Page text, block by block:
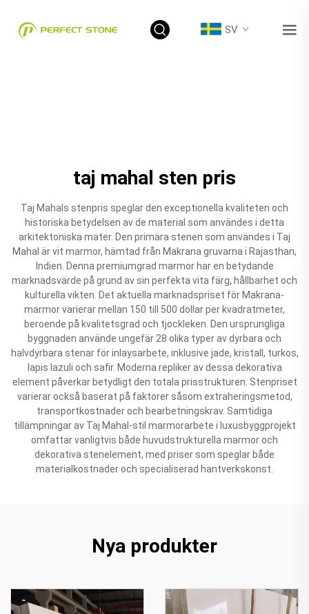
SV
taj mahal sten pris
Taj Mahals stenpris speglar den exceptionella kvaliteten och
historiska betydelsen av de material som användes i detta
arkitektoniska mater. Den primära stenen som användes i Taj
Mahal är vit marmor, hämtad från Makrana gruvarna i Rajasthan,
Indien. Denna premiumgrad marmor har en betydande
marknadsvärde på grund av sin perfekta vita färg, hållbarhet och
kulturella vikten. Det aktuella marknadspriset för Makrana-
marmor varierar mellan 150 till 500 dollar per kvadratmeter,
beroende på kvalitetsgrad och tjockleken. Den ursprungliga
byggnaden använde ungefär 28 olika typer av dyrbara och
halvdyrbara stenar för inlaysarbete, inklusive jade, kristall, turkos,
lapis lazuli och safir. Moderna repliker av dessa dekorativa
element påverkar betydligt den totala prisstrukturen. Stenpriset
varierar också baserat på faktorer såsom extraheringsmetod,
transportkostnader och bearbetningskrav. Samtidiga
tillämpningar av Taj Mahal-stil marmorarbete i luxusbyggprojekt
omfattar vanligtvis både huvudstrukturella marmor och
dekorativa stenelement, med priser som speglar både
materialkostnader och specialiserad hantverkskonst.
Nya produkter